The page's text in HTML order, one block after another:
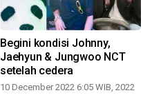
Begini kondisi Johnny,
Jaehyun & Jungwoo NCT
setelah cedera
10 December 2022 6:05 WIB, 2022